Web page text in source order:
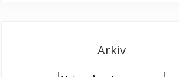
Arkiv